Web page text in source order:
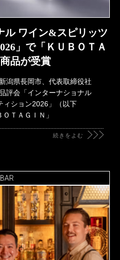
ル ワイン&スピリッツ
」で「ＫＵＢＯＴＡ
品が受賞
潟県長岡市、代表取締役社
評会「インターナショナル
ィション2026」（以下
ＴＡＧＩＮ」
続きをよむ
BAR